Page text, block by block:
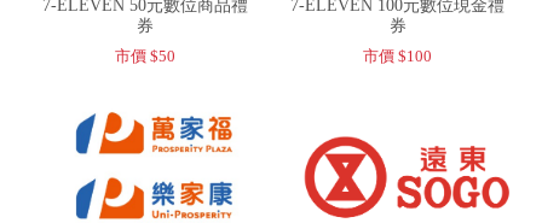
7-ELEVEN 50元數位商品禮
券
市價 $50
7-ELEVEN 100元數位現金禮
券
市價 $100